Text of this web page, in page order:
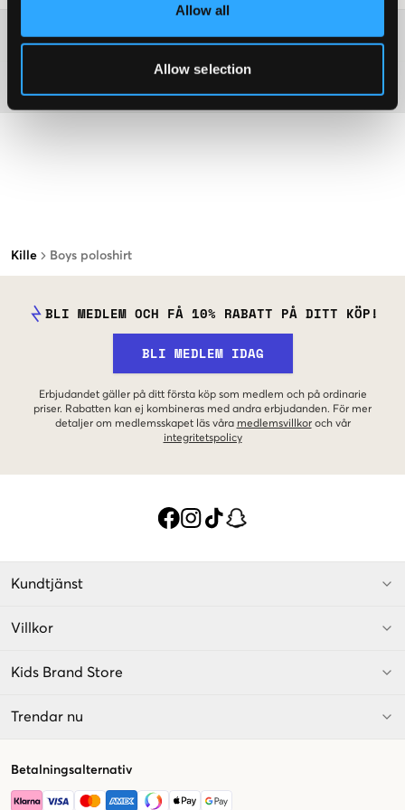
Allow all
Allow selection
Kille Boys poloshirt
Mer information om tvättråd
BLI MEDLEM OCH FÅ 10% RABATT PÅ DITT KÖP!
BLI MEDLEM IDAG
Erbjudandet gäller på ditt första köp som medlem och på ordinarie
priser. Rabatten kan ej kombineras med andra erbjudanden. För mer
detaljer om medlemsskapet läs våra medlemsvillkor och vår
integritetspolicy
Kundtjänst
Villkor
Kids Brand Store
Trendar nu
Betalningsalternativ